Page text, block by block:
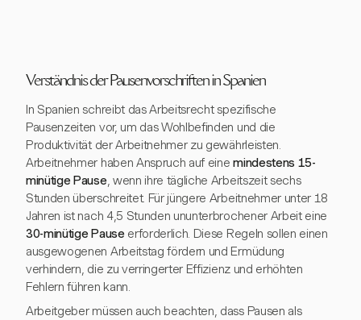
Verständnis der Pausenvorschriften in Spanien
In Spanien schreibt das Arbeitsrecht spezifische
Pausenzeiten vor, um das Wohlbefinden und die
Produktivität der Arbeitnehmer zu gewährleisten.
Arbeitnehmer haben Anspruch auf einemindestens 15-
minütige Pause, wenn ihre tägliche Arbeitszeit sechs
Stunden überschreitet. Für jüngere Arbeitnehmer unter 18
Jahren ist nach 4,5 Stunden ununterbrochener Arbeit eine
30-minütige Pauseerforderlich. Diese Regeln sollen einen
ausgewogenen Arbeitstag fördern und Ermüdung
verhindern, die zu verringerter Effizienz und erhöhten
Fehlern führen kann.
Arbeitgeber müssen auch beachten, dass Pausen als